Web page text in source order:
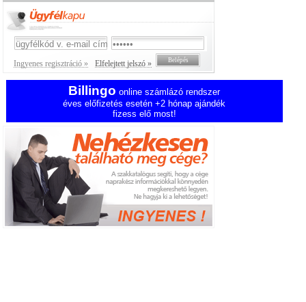
Ingyenes regisztráció » Elfelejtett jelszó »
Billingo online számlázó rendszer
éves előfizetés esetén +2 hónap ajándék
fizess elő most!